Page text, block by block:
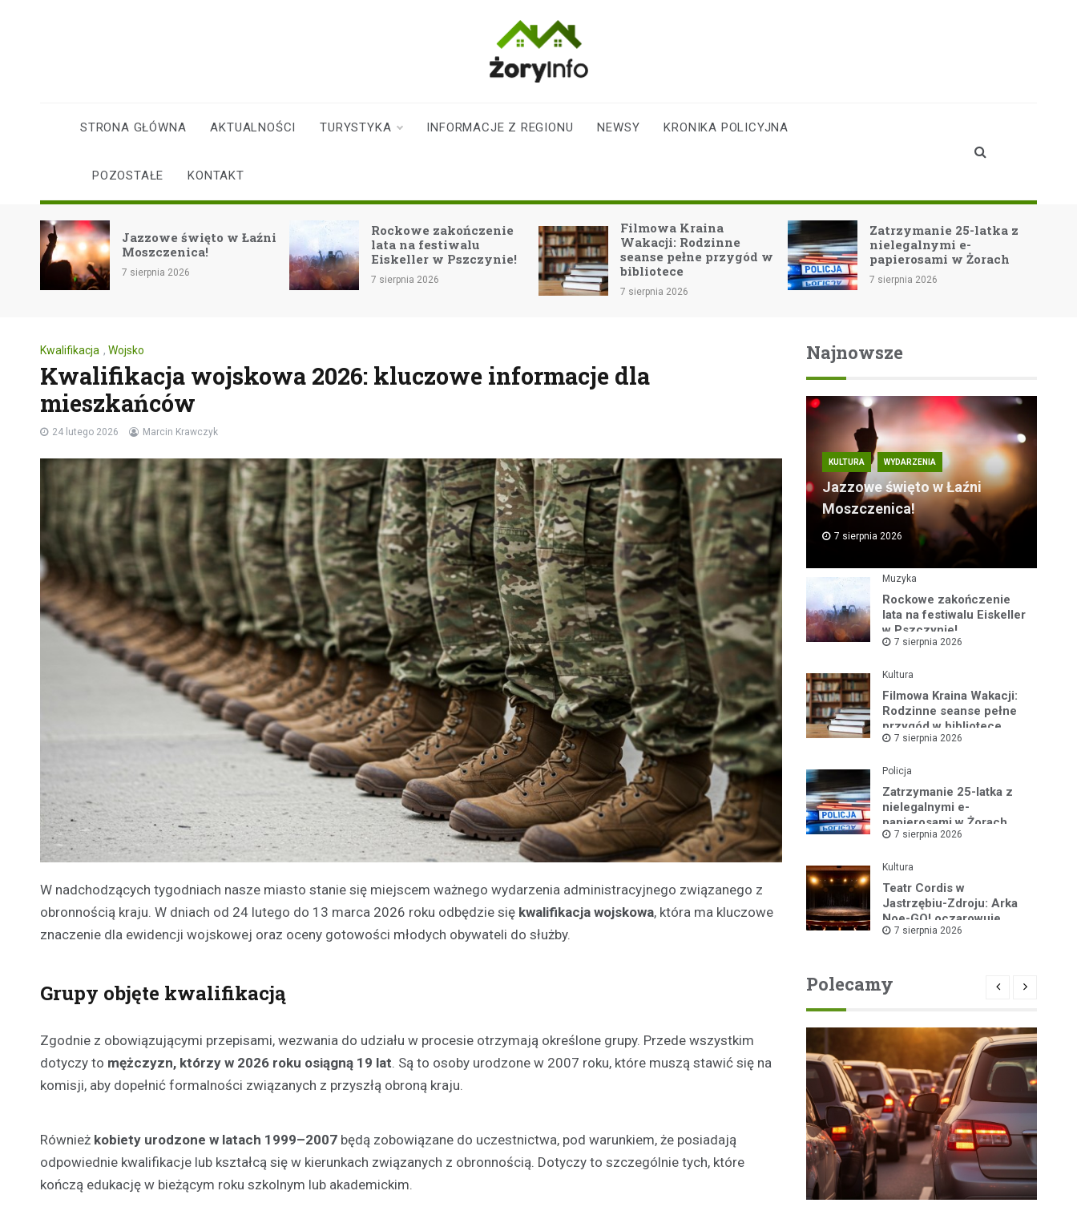
mieszkańców
Żor
STRONA GŁÓWNA AKTUALNOŚCI TURYSTYKA INFORMACJE Z REGIONU NEWSY KRONIKA POLICYJNA
POZOSTAŁE KONTAKT
święto w Łaźni
Rockowe zakończenie
lata na festiwalu
Eiskeller w Pszczynie!
7 sierpnia 2026
Filmowa Kraina
Wakacji: Rodzinne
seanse pełne przygód w
bibliotece
7 sierpnia 2026
Zatrzymanie 25-latka z
nielegalnymi e-
papierosami w Żorach
7 sierpnia 2026
Teatr Cordis
Noe-GO!
Kwalifikacja , Wojsko
Kwalifikacja wojskowa 2026: kluczowe informacje dla
mieszkańców
24 lutego 2026 Marcin Krawczyk
W nadchodzących tygodniach nasze miasto stanie się miejscem ważnego wydarzenia administracyjnego związanego z
obronnością kraju. W dniach od 24 lutego do 13 marca 2026 roku odbędzie się kwalifikacja wojskowa, która ma kluczowe
znaczenie dla ewidencji wojskowej oraz oceny gotowości młodych obywateli do służby.
Grupy objęte kwalifikacją
Zgodnie z obowiązującymi przepisami, wezwania do udziału w procesie otrzymają określone grupy. Przede wszystkim
dotyczy to mężczyzn, którzy w 2026 roku osiągną 19 lat. Są to osoby urodzone w 2007 roku, które muszą stawić się na
komisji, aby dopełnić formalności związanych z przyszłą obroną kraju.
Również kobiety urodzone w latach 1999–2007 będą zobowiązane do uczestnictwa, pod warunkiem, że posiadają
odpowiednie kwalifikacje lub kształcą się w kierunkach związanych z obronnością. Dotyczy to szczególnie tych, które
kończą edukację w bieżącym roku szkolnym lub akademickim.
Najnowsze
KULTURA WYDARZENIA
Jazzowe święto w Łaźni
Moszczenica!
7 sierpnia 2026
Muzyka
Rockowe zakończenie
lata na festiwalu Eiskeller
w Pszczynie!
7 sierpnia 2026
Kultura
Filmowa Kraina Wakacji:
Rodzinne seanse pełne
przygód w bibliotece
7 sierpnia 2026
Policja
Zatrzymanie 25-latka z
nielegalnymi e-
papierosami w Żorach
7 sierpnia 2026
Kultura
Teatr Cordis w
Jastrzębiu-Zdroju: Arka
Noe-GO! oczarowuje
widownię!
7 sierpnia 2026
Polecamy